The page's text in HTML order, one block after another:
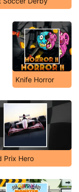
Knife Horror
Prix Hero